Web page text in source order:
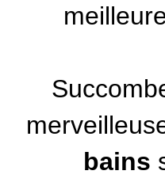
bains